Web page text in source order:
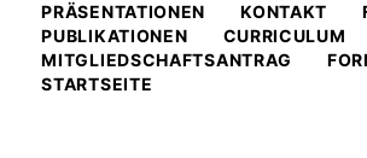
PRÄSENTATIONEN
KONTAKT
PUBLIKATIONEN
CURRICULUM
MITGLIEDSCHAFTSANTRAG
STARTSEITE